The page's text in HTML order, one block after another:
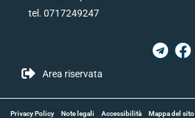
tel. 0717249247
Area riservata
Privacy Policy Note legali Accessibilità Mappa del sito